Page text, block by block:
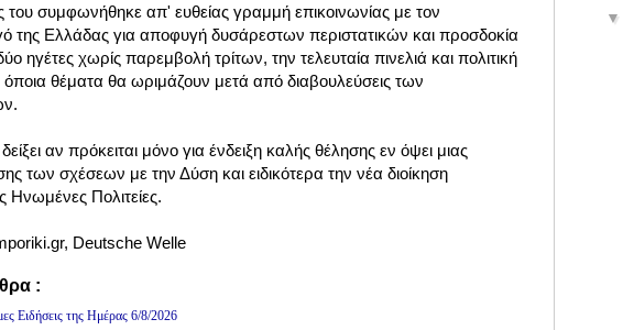
του συμφωνήθηκε απ' ευθείας γραμμή επικοινωνίας με τον
της Ελλάδας για αποφυγή δυσάρεστων περιστατικών και προσδοκία
ηγέτες χωρίς παρεμβολή τρίτων, την τελευταία πινελιά και πολιτική
θέματα θα ωριμάζουν μετά από διαβουλεύσεις των
αν πρόκειται μόνο για ένδειξη καλής θέλησης εν όψει μιας
των σχέσεων με την Δύση και ειδικότερα την νέα διοίκηση
Ηνωμένες Πολιτείες.
Deutsche Welle
:
Ειδήσεις της Ημέρας 6/8/2026
▼